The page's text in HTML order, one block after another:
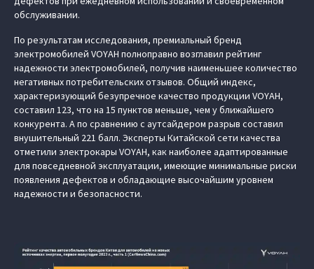
обслуживании.
По результатам исследования, премиальный бренд
электромобилей VOYAH полноправно возглавил рейтинг
надежности электромобилей, получив наименьшее количество
негативных потребительских отзывов. Общий индекс,
характеризующий безупречное качество продукции VOYAH,
составил 123, что на 15 пунктов меньше, чем у ближайшего
конкурента. А по сравнению с аутсайдером разрыв составил
внушительный 221 балл. Эксперты Китайской сети качества
отметили электрокары VOYAH, как наиболее адаптированные
для повседневной эксплуатации, имеющие минимальные риски
появления дефектов и обладающие высочайшим уровнем
надежности и безопасности.